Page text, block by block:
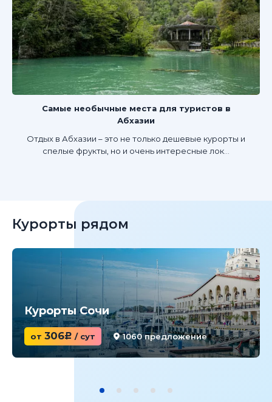
Самые необычные места для туристов в
Абхазии
Отдых в Абхазии – это не только дешевые курорты и
спелые фрукты, но и очень интересные лок...
Курорты рядом
Курорты Сочи
от 306c / сут 1060 предложение